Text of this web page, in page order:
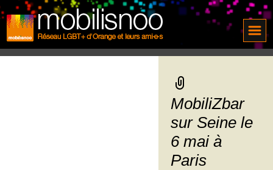
MobiliZbar
sur Seine le
6 mai à
Paris